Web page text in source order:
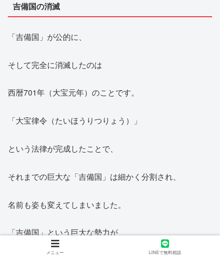
吉備国の消滅
「吉備国」が公的に、
そして完全に消滅したのは
西暦701年（大宝元年）のことです。
「大宝律令（たいほうりつりょう）」
という法律が完成したことで、
それまでの巨大な「吉備国」は細かく分割され、
名前も姿も変えてしまいました。
「吉備国」という巨大な勢力が
メニュー LINEで無料相談